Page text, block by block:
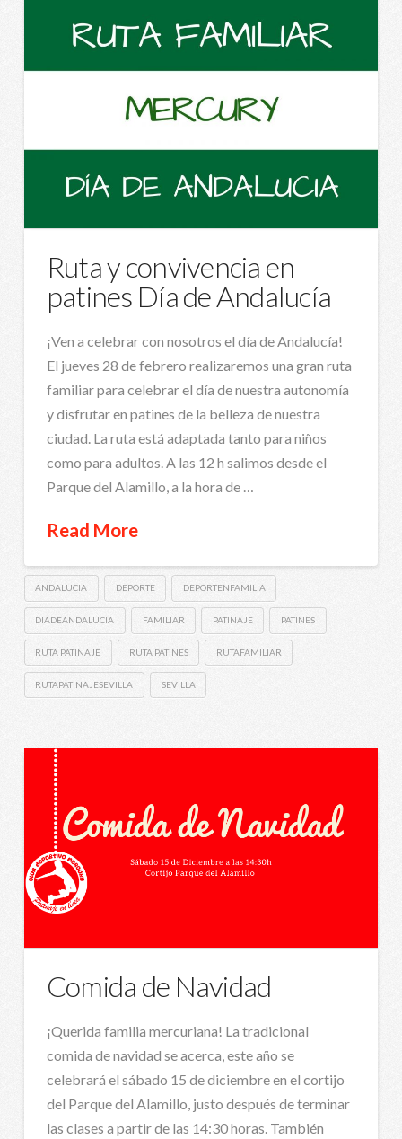
Ruta y convivencia en
patines Día de Andalucía
¡Ven a celebrar con nosotros el día de Andalucía!
El jueves 28 de febrero realizaremos una gran ruta
familiar para celebrar el día de nuestra autonomía
y disfrutar en patines de la belleza de nuestra
ciudad. La ruta está adaptada tanto para niños
como para adultos. A las 12 h salimos desde el
Parque del Alamillo, a la hora de …
Read More
ANDALUCIA DEPORTE DEPORTENFAMILIA
DIADEANDALUCIA FAMILIAR PATINAJE PATINES
RUTA PATINAJE RUTA PATINES RUTAFAMILIAR
RUTAPATINAJESEVILLA SEVILLA
Comida de Navidad
¡Querida familia mercuriana! La tradicional
comida de navidad se acerca, este año se
celebrará el sábado 15 de diciembre en el cortijo
del Parque del Alamillo, justo después de terminar
las clases a partir de las 14:30 horas. También